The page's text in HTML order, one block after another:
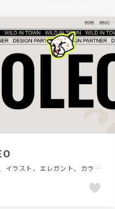
かわいい、イラスト、エレガント、カラフル、スタイリッシュ、デザイン・アート・音楽・文芸、ブランド・サービスサイト、ベージュ・ゴールド系、モーション多め、大きめ写真、海外サイト